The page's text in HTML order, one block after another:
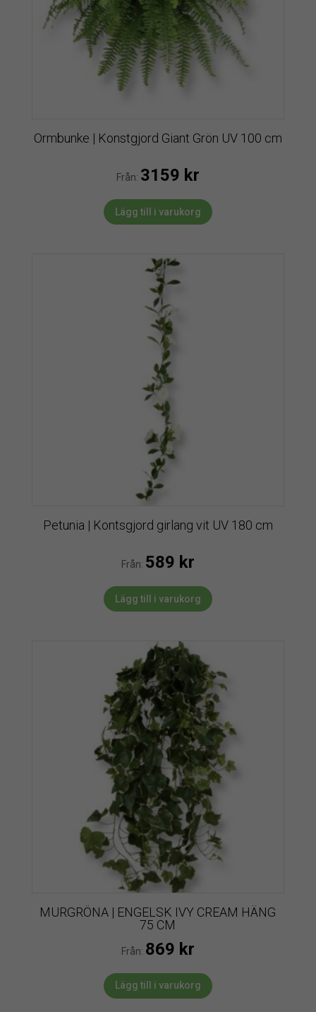
Ormbunke | Konstgjord Giant Grön UV 100 cm
Från: 3159 kr
Lägg till i varukorg
Petunia | Kontsgjord girlang vit UV 180 cm
Från: 589 kr
Lägg till i varukorg
MURGRÖNA | ENGELSK IVY CREAM HÄNG
75 CM
Från: 869 kr
Lägg till i varukorg